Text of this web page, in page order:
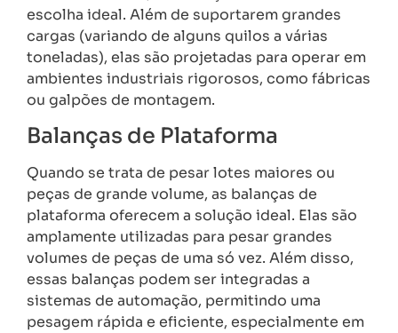
escolha ideal. Além de suportarem grandes
cargas (variando de alguns quilos a várias
toneladas), elas são projetadas para operar em
ambientes industriais rigorosos, como fábricas
ou galpões de montagem.
Balanças de Plataforma
Quando se trata de pesar lotes maiores ou
peças de grande volume, as balanças de
plataforma oferecem a solução ideal. Elas são
amplamente utilizadas para pesar grandes
volumes de peças de uma só vez. Além disso,
essas balanças podem ser integradas a
sistemas de automação, permitindo uma
pesagem rápida e eficiente, especialmente em